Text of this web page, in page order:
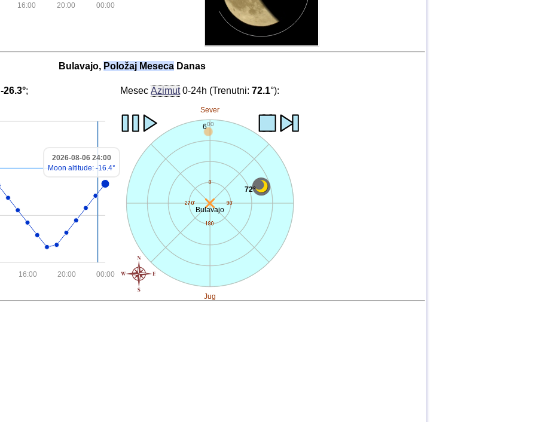
00:00
20:00
16:00
Bulavajo, Položaj Meseca Danas
-26.3°;
00:00
20:00
16:00
2026-08-06 24:00
Moon altitude: -16.4°
MesecAzimut0-24h (Trenutni:72.1°):
Sever
Bulavajo
600
72°
Jug